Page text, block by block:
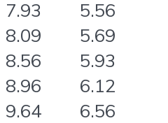
7.93
5.56
8.09
5.69
8.56
5.93
8.96
6.12
9.64
6.56